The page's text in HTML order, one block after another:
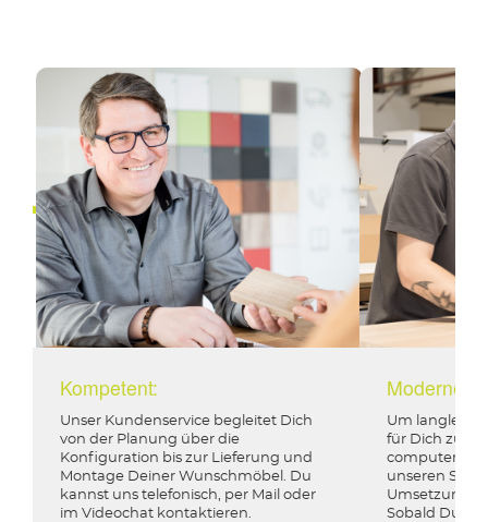
Kompetent:
Unser Kundenservice begleitet Dich
von der Planung über die
Konfiguration bis zur Lieferung und
Montage Deiner Wunschmöbel. Du
kannst uns telefonisch, per Mail oder
im Videochat kontaktieren.
Moderne
Um
für Dich zu
unseren
Sobald Du